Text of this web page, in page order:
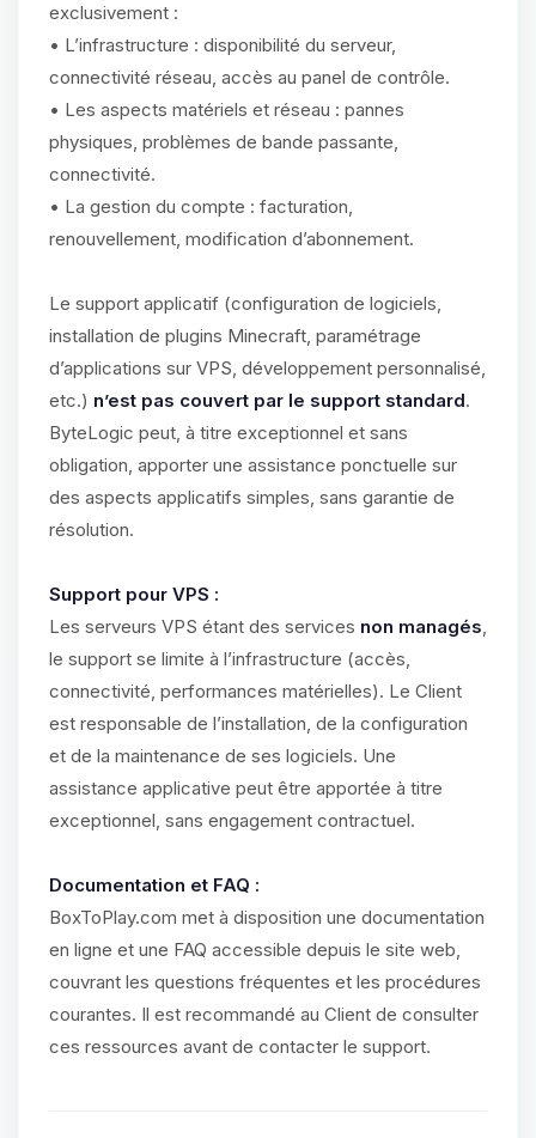
exclusivement :
• L’infrastructure : disponibilité du serveur,
connectivité réseau, accès au panel de contrôle.
• Les aspects matériels et réseau : pannes
physiques, problèmes de bande passante,
connectivité.
• La gestion du compte : facturation,
renouvellement, modification d’abonnement.
Le support applicatif (configuration de logiciels,
installation de plugins Minecraft, paramétrage
d’applications sur VPS, développement personnalisé,
etc.) n’est pas couvert par le support standard.
ByteLogic peut, à titre exceptionnel et sans
obligation, apporter une assistance ponctuelle sur
des aspects applicatifs simples, sans garantie de
résolution.
Support pour VPS :
Les serveurs VPS étant des services non managés,
le support se limite à l’infrastructure (accès,
connectivité, performances matérielles). Le Client
est responsable de l’installation, de la configuration
et de la maintenance de ses logiciels. Une
assistance applicative peut être apportée à titre
exceptionnel, sans engagement contractuel.
Documentation et FAQ :
BoxToPlay.com met à disposition une documentation
en ligne et une FAQ accessible depuis le site web,
couvrant les questions fréquentes et les procédures
courantes. Il est recommandé au Client de consulter
ces ressources avant de contacter le support.